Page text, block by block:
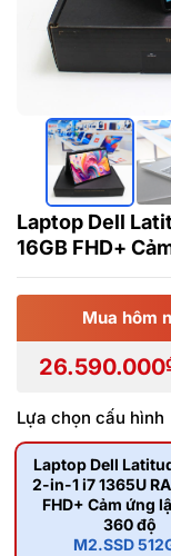
Laptop Dell
16GB FHD+
Mua hôm
26.590.000
Lựa chọn cấu hình
Laptop Dell
2-in-1 i7 1365U
FHD+ Cảm ứng
360 độ
M2.SSD